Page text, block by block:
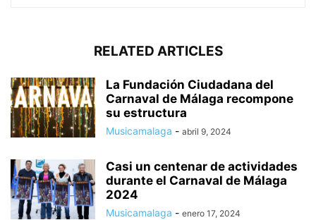
RELATED ARTICLES
La Fundación Ciudadana del
Carnaval de Málaga recompone
su estructura
Musicamalaga - abril 9, 2024
Casi un centenar de actividades
durante el Carnaval de Málaga
2024
Musicamalaga - enero 17, 2024